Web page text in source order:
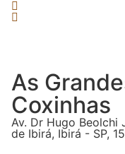
As
Coxinhas
Av. Dr Hugo Beolchi
de Ibirá, Ibirá - SP,